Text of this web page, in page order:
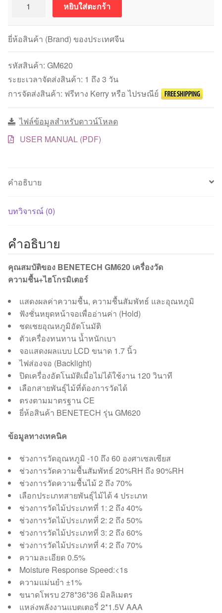
BENETECH
GM620
เครื่อง
วัด
ความชื้น
ใน
วัสดุ+ไฮโกรมิเตอร์
ชิ้น
หยิบใส่ตะกร้า
ยี่ห้อสินค้า (Brand) ของประเทศจีน
รหัสสินค้า: GM620
ระยะเวลาจัดส่งสินค้า: 1 ถึง 3 วัน
การจัดส่งสินค้า: ฟรีทาง Kerry หรือ ไปรษณีย์
ไฟล์ข้อมูลสำหรับดาวน์โหลด
USER MANUAL (PDF)
คำอธิบาย
บทวิจารณ์ (0)
คำอธิบาย
คุณสมบัติของ BENETECH GM620 เครื่องวัด
ความชื้น+ไฮโกรมิเตอร์
แสดงผลค่าความชื้น, ความชื้นสัมพัทธ์ และอุณหภูมิ
ฟังชั่นหยุดหน้าจอเพื่ออ่านค่า (Hold)
ชดเชยอุณหภูมิอัตโนมัติ
ตัวเครื่องทนทาน น้ำหนักเบา
จอแสดงผลแบบ LCD ขนาด 1.7 นิ้ว
ไฟส่องจอ (Backlight)
ปิดเครื่องอัตโนมัติเมื่อไม่ได้ใช้งาน 120 วินาที
เลือกสายพันธุ์ไม้ที่ต้องการวัดได้
ตรงตามมาตรฐาน CE
ยี่ห้อสินค้า BENETECH รุ่น GM620
ข้อมูลทางเทคนิค
ช่วงการวัดอุณหภูมิ -10 ถึง 60 องศาเซลเซียส
ช่วงการวัดความชื้นสัมพัทธ์ 20%RH ถึง 90%RH
ช่วงการวัดความชื้นไม้ 2 ถึง 70%
เลือกประเภทสายพันธุ์ไม้ได้ 4 ประเภท
ช่วงการวัดไม้ประเภทที่ 1: 2 ถึง 40%
ช่วงการวัดไม้ประเภทที่ 2: 2 ถึง 50%
ช่วงการวัดไม้ประเภทที่ 3: 2 ถึง 60%
ช่วงการวัดไม้ประเภทที่ 4: 2 ถึง 70%
ความละเอียด 0.5%
Moisture Response Speed:<1s
ความแม่นยำ ±1%
ขนาดโพรบ 278*36*36 มิลลิเมตร
แหล่งพลังงานแบตเตอรี่ 2*1.5V AAA